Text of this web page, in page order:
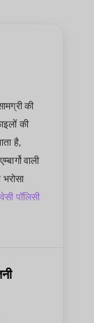
की
की
है,
वाली
पॉलिसी